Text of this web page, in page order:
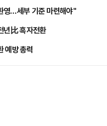
영…세부 기준 마련해야"
比 흑자전환
예방 총력